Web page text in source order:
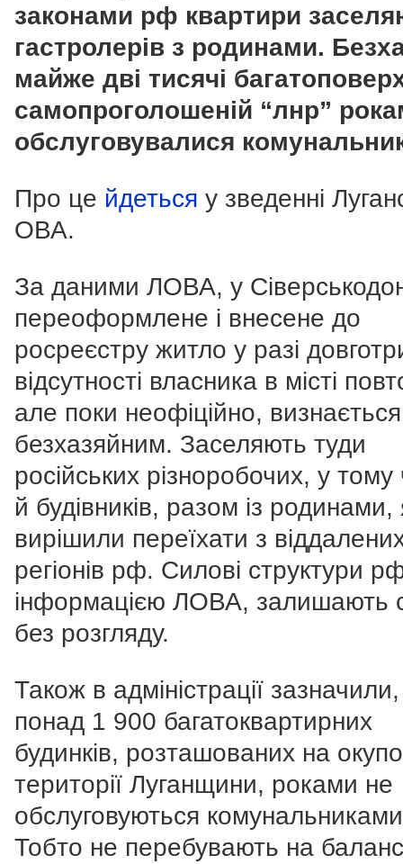
законами рф квартири
гастролерів з родинами.
майже дві тисячі
самопроголошеній “лнр”
обслуговувалися
Про це йдеться у зведенні
ОВА.
За даними ЛОВА, у
переоформлене і внесене до
росреєстру житло у разі
відсутності власника в місті
але поки неофіційно, визнається
безхазяйним. Заселяють туди
російських різноробочих, у тому
й будівників, разом із родинами,
вирішили переїхати з
регіонів рф. Силові структури
інформацією ЛОВА, залишають
без розгляду.
Також в адміністрації
понад 1 900 багатоквартирних
будинків, розташованих на
території Луганщини, роками не
обслуговуються
Тобто не перебувають на